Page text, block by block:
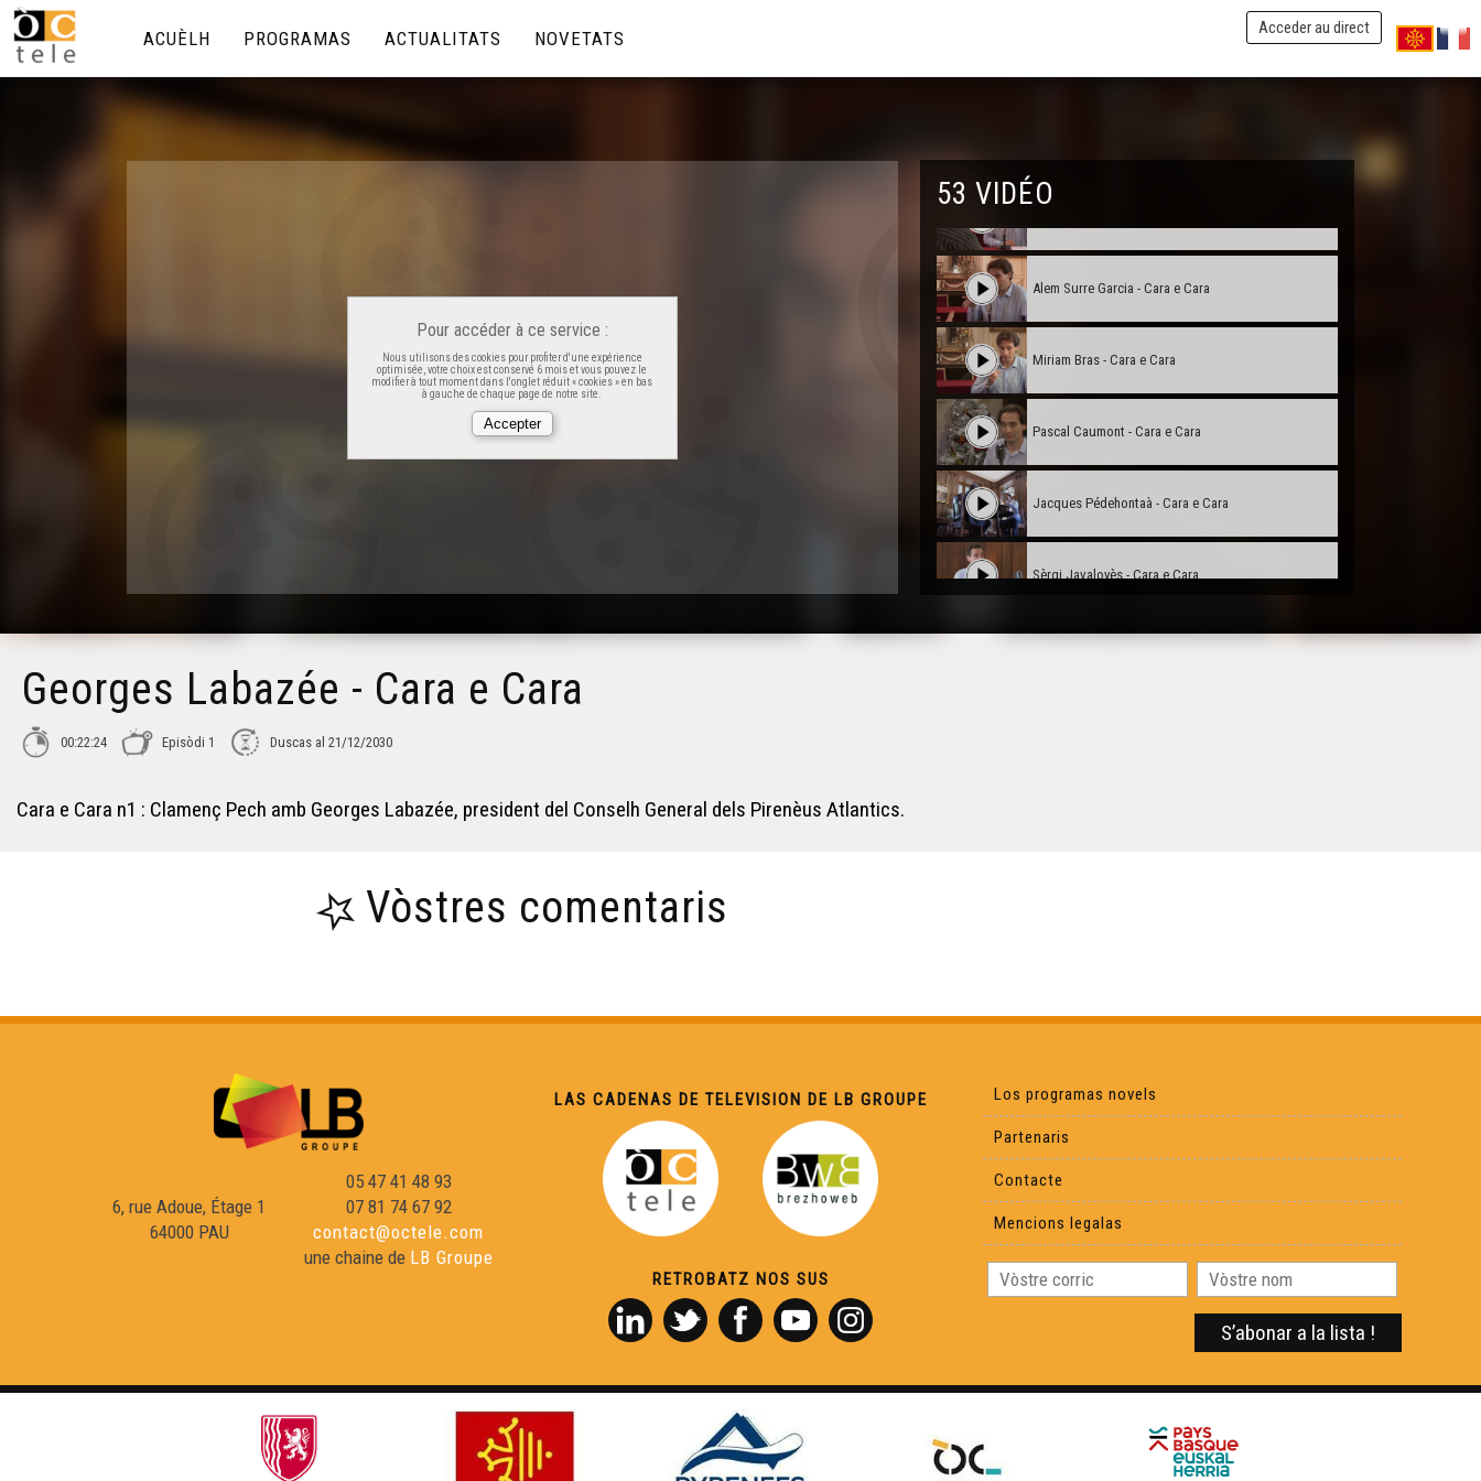
Acceder au direct
ACUÈLH PROGRAMAS ACTUALITATS NOVETATS
Pour accéder à ce service :
Nous utilisons des cookies pour profiter d'une expérience
optimisée, votre choix est conservé 6 mois et vous pouvez le
modifier à tout moment dans l'onglet réduit « cookies » en bas
à gauche de chaque page de notre site.
53 VIDÉO
Guilhèm Latrubesse - Cara e Cara
Alem Surre Garcia - Cara e Cara
Miriam Bras - Cara e Cara
Pascal Caumont - Cara e Cara
Jacques Pédehontaà - Cara e Cara
Sèrgi Javaloyès - Cara e Cara
Sylvain Camborde - Cara e Cara
Joan-Francés Lafont - Cara e Cara
Patrick Lasseube - Cara e Cara
Joan-Loís Blenet - Cara e Cara
Georges Labazée - Cara e Cara
00:22:24 Episòdi 1 Duscas al 21/12/2030
Cara e Cara n1 : Clamenç Pech amb Georges Labazée, president del Conselh General dels Pirenèus Atlantics.
Vòstres comentaris
6, rue Adoue, Étage 1
64000 PAU
05 47 41 48 93
07 81 74 67 92
contact@octele.com
une chaine de LB Groupe
LAS CADENAS DE TELEVISION DE LB GROUPE
RETROBATZ NOS SUS
Los programas novels
Partenaris
Contacte
Mencions legalas